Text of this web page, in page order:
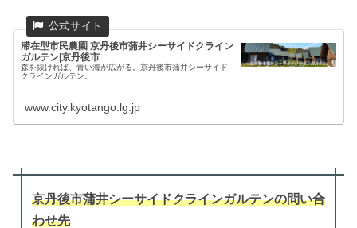
滞在型市民農園 京丹後市蒲井シーサイドクライン
ガルテン|京丹後市
森を抜ければ、青い海が広がる。京丹後市蒲井シーサイド
クラインガルテン。
www.city.kyotango.lg.jp
京丹後市蒲井シーサイドクラインガルテンの問い合
わせ先